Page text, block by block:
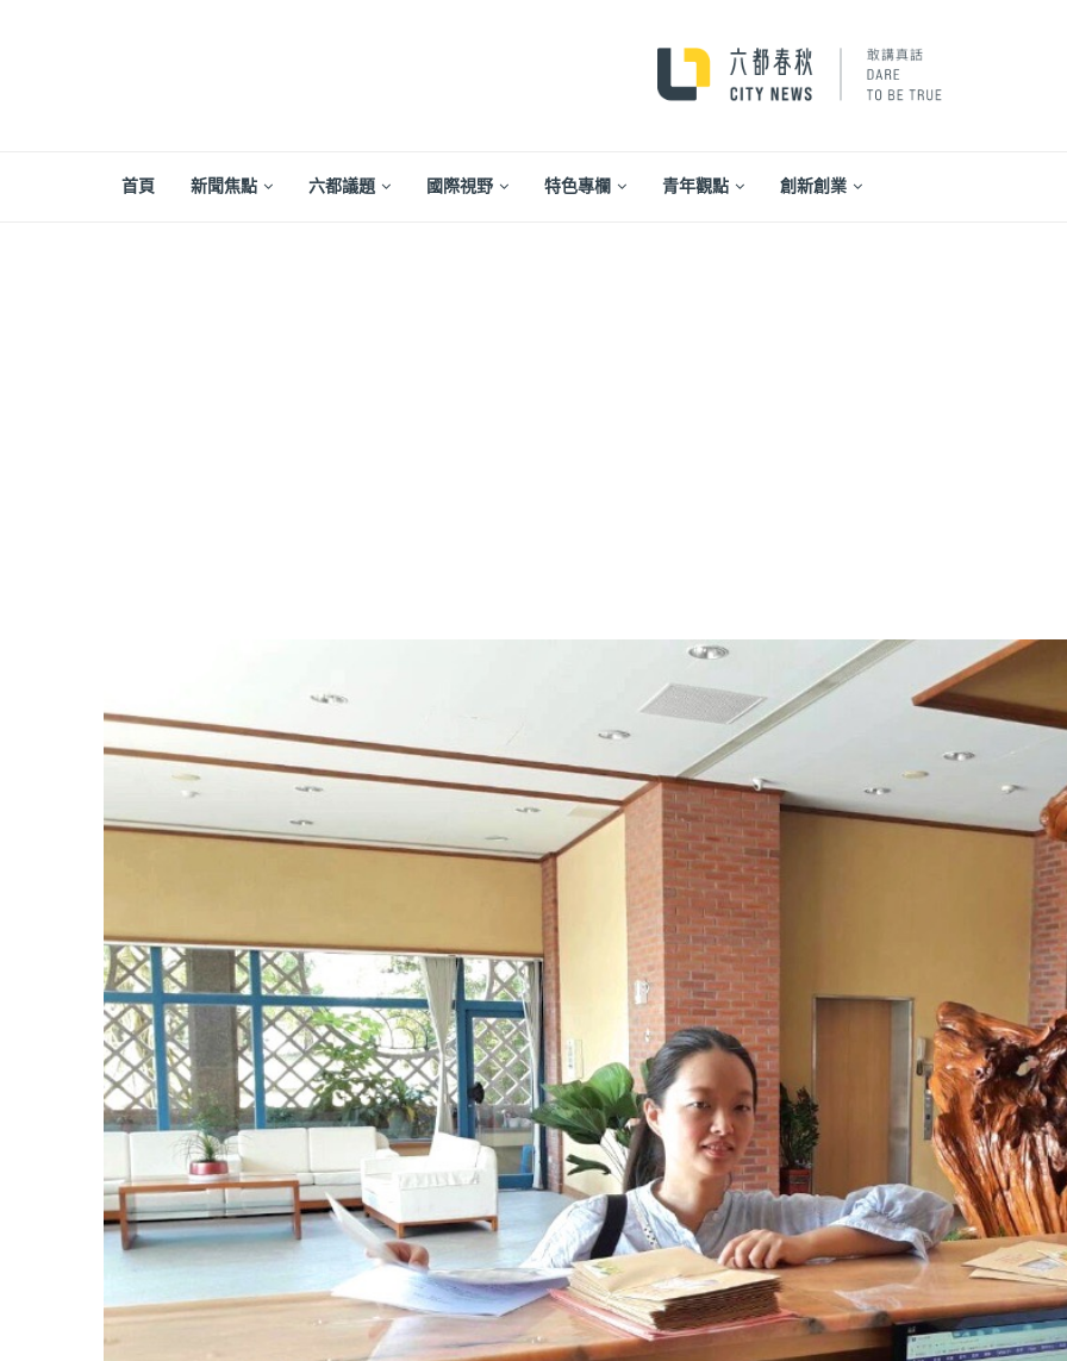
首頁 新聞焦點 六都議題 國際視野 特色專欄 青年觀點 創新創業